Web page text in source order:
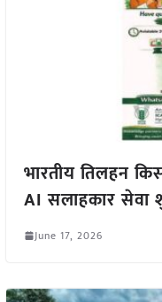
भारतीय तिलहन
AI सलाहकार सेवा
June 17, 2026